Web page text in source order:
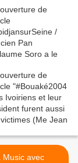
Music avec